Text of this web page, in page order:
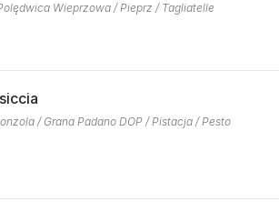
Wieprzowa / Pieprz / Tagliatelle
/ Grana Padano DOP / Pistacja / Pesto